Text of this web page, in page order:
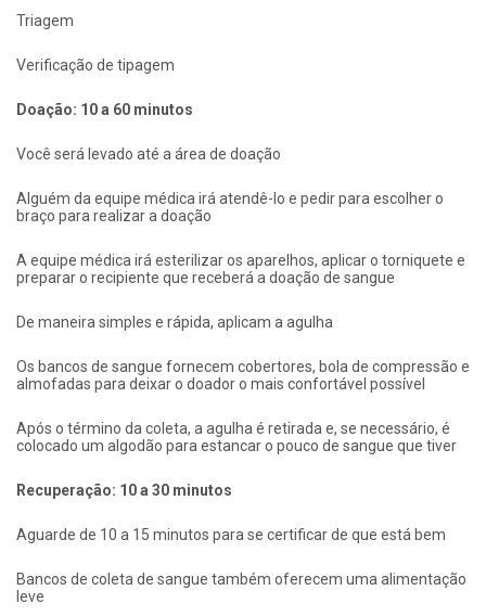
Triagem
Verificação de tipagem
Doação: 10 a 60 minutos
Você será levado até a área de doação
Alguém da equipe médica irá atendê-lo e pedir para escolher o
braço para realizar a doação
A equipe médica irá esterilizar os aparelhos, aplicar o torniquete e
preparar o recipiente que receberá a doação de sangue
De maneira simples e rápida, aplicam a agulha
Os bancos de sangue fornecem cobertores, bola de compressão e
almofadas para deixar o doador o mais confortável possível
Após o término da coleta, a agulha é retirada e, se necessário, é
colocado um algodão para estancar o pouco de sangue que tiver
Recuperação: 10 a 30 minutos
Aguarde de 10 a 15 minutos para se certificar de que está bem
Bancos de coleta de sangue também oferecem uma alimentação
leve